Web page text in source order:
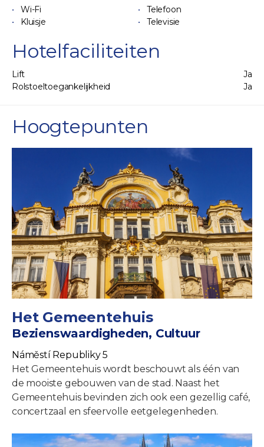
Wi-Fi
Telefoon
Kluisje
Televisie
Hotelfaciliteiten
Lift
Ja
Rolstoeltoegankelijkheid
Ja
Hoogtepunten
Het Gemeentehuis
Bezienswaardigheden, Cultuur
Náměstí Republiky 5
Het Gemeentehuis wordt beschouwt als één van
de mooiste gebouwen van de stad. Naast het
Gemeentehuis bevinden zich ook een gezellig café,
concertzaal en sfeervolle eetgelegenheden.